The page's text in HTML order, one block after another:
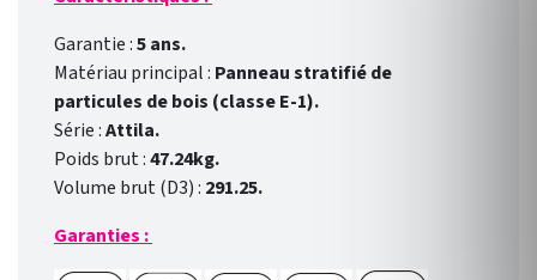
Garantie :5 ans.
Matériau principal : Panneau stratifié de
particules de bois (classe E-1).
Série :Attila.
Poids brut :47.24kg.
Volume brut (D3) : 291.25.
Garanties :